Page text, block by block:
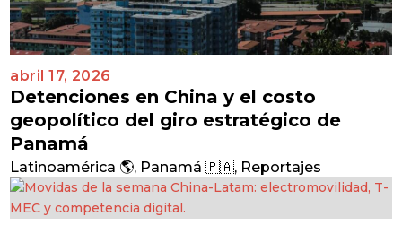
abril 17, 2026
Detenciones en China y el costo
geopolítico del giro estratégico de
Panamá
Latinoamérica 🌎, Panamá 🇵🇦, Reportajes